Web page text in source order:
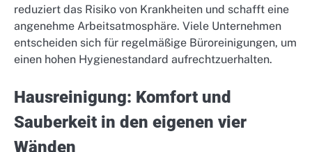
reduziert das Risiko von Krankheiten und schafft eine
angenehme Arbeitsatmosphäre. Viele Unternehmen
entscheiden sich für regelmäßige Büroreinigungen, um
einen hohen Hygienestandard aufrechtzuerhalten.
Hausreinigung: Komfort und
Sauberkeit in den eigenen vier
Wänden